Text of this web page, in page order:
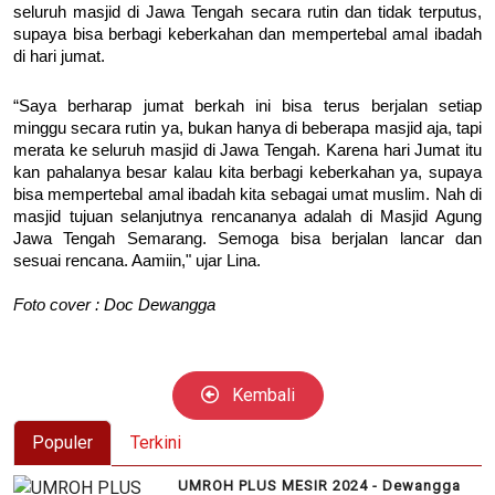
seluruh masjid di Jawa Tengah secara rutin dan tidak terputus,
supaya bisa berbagi keberkahan dan mempertebal amal ibadah
di hari jumat.
“Saya berharap jumat berkah ini bisa terus berjalan setiap
minggu secara rutin ya, bukan hanya di beberapa masjid aja, tapi
merata ke seluruh masjid di Jawa Tengah. Karena hari Jumat itu
kan pahalanya besar kalau kita berbagi keberkahan ya, supaya
bisa mempertebal amal ibadah kita sebagai umat muslim. Nah di
masjid tujuan selanjutnya rencananya adalah di Masjid Agung
Jawa Tengah Semarang. Semoga bisa berjalan lancar dan
sesuai rencana. Aamiin," ujar Lina.
Foto cover : Doc Dewangga
Kembali
Populer Terkini
UMROH PLUS MESIR 2024 - Dewangga